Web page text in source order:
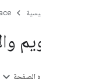
الصفحة الرئيسية
التقاويم
على هذه الصفحة